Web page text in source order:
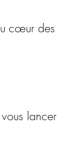
cœur des
lancer